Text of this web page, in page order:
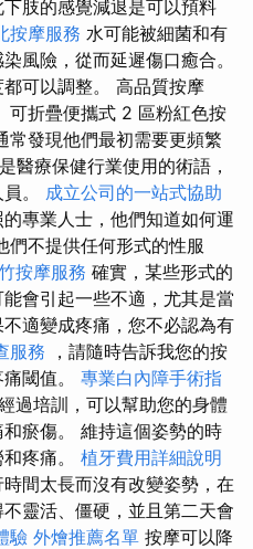
肢的感覺減退是可以預料
按摩服務 水可能被細菌和有
風險，從而延遲傷口癒合。
可以調整。 高品質按摩
可折疊便攜式 2 區粉紅色按
常發現他們最初需要更頻繁
醫療保健行業使用的術語，
。
成立公司的一站式協助
專業人士，他們知道如何運
們不提供任何形式的性服
按摩服務 確實，某些形式的
會引起一些不適，尤其是當
適變成疼痛，您不必認為有
服務 ，請隨時告訴我您的按
閾值。 專業白內障手術指
過培訓，可以幫助您的身體
瘀傷。 維持這個姿勢的時
疼痛。 植牙費用詳細說明
間太長而沒有改變姿勢，在
靈活、僵硬，並且第二天會
驗 外燴推薦名單 按摩可以降